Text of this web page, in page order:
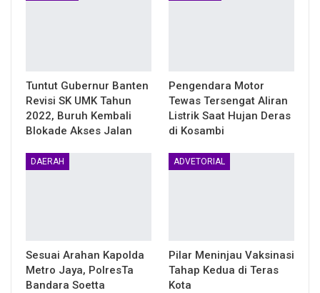
Tuntut Gubernur Banten
Revisi SK UMK Tahun
2022, Buruh Kembali
Blokade Akses Jalan
Pengendara Motor
Tewas Tersengat Aliran
Listrik Saat Hujan Deras
di Kosambi
DAERAH
Sesuai Arahan Kapolda
Metro Jaya, PolresTa
Bandara Soetta
ADVETORIAL
Pilar Meninjau Vaksinasi
Tahap Kedua di Teras
Kota